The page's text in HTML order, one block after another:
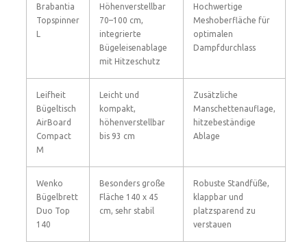
Brabantia
Topspinner
L
Höhenverstellbar
70–100 cm,
integrierte
Bügeleisenablage
mit Hitzeschutz
Hochwertige
Meshoberfläche für
optimalen
Dampfdurchlass
Leifheit
Bügeltisch
AirBoard
Compact
M
Leicht und
kompakt,
höhenverstellbar
bis 93 cm
Zusätzliche
Manschettenauflage,
hitzebeständige
Ablage
Wenko
Bügelbrett
Duo Top
140
Besonders große
Fläche 140 x 45
cm, sehr stabil
Robuste Standfüße,
klappbar und
platzsparend zu
verstauen